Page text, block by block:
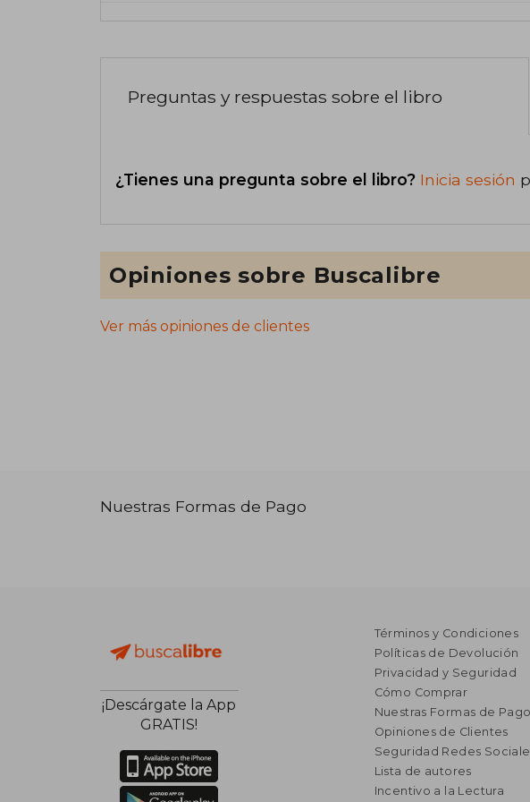
Preguntas y respuestas sobre el libro
¿Tienes una pregunta sobre el libro? Inicia sesión
Opiniones sobre Buscalibre
Ver más opiniones de clientes
Nuestras Formas de Pago
¡Descárgate la App
GRATIS!
Términos y Condiciones
Políticas de Devolución
Privacidad y Seguridad
Cómo Comprar
Nuestras Formas de Pago
Opiniones de Clientes
Seguridad Redes
Lista de autores
Incentivo a la Lectura